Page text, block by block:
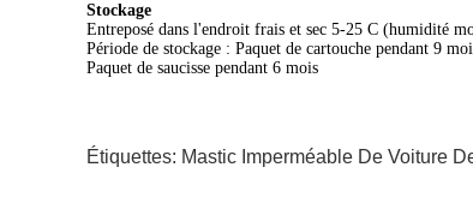
Stockage
Entreposé dans l'endroit frais et sec 5-25 C (humidité
Période de stockage : Paquet de cartouche pendant 9
Paquet de saucisse pendant 6 mois
Étiquettes: Mastic Imperméable De Voiture